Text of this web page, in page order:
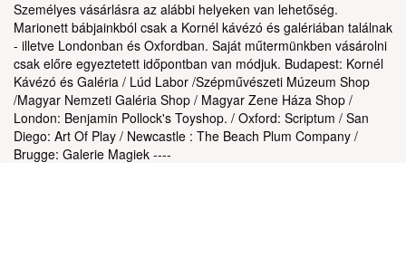
Személyes vásárlásra az alábbi helyeken van lehetőség.
Marionett bábjainkból csak a Kornél kávézó és galériában találnak
- illetve Londonban és Oxfordban. Saját műtermünkben vásárolni
csak előre egyeztetett időpontban van módjuk. Budapest: Kornél
Kávézó és Galéria / Lúd Labor /Szépművészeti Múzeum Shop
/Magyar Nemzeti Galéria Shop / Magyar Zene Háza Shop /
London: Benjamin Pollock's Toyshop. / Oxford: Scriptum / San
Diego: Art Of Play / Newcastle : The Beach Plum Company /
Brugge: Galerie Magiek ----